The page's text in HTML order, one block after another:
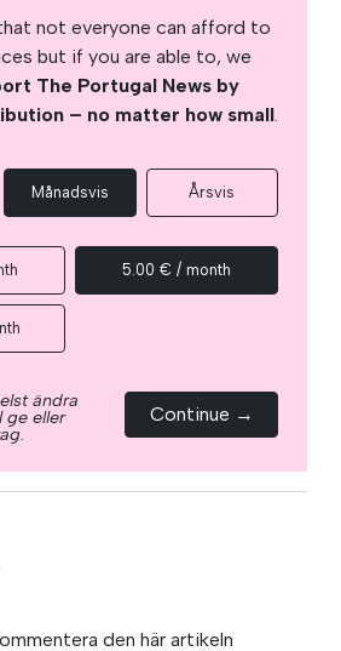
not everyone can afford to
but if you are able to, we
The Portugal News by
– no matter how small.
Månadsvis Årsvis
5.00 € / month
ändra
ge eller Continue →
den här artikeln